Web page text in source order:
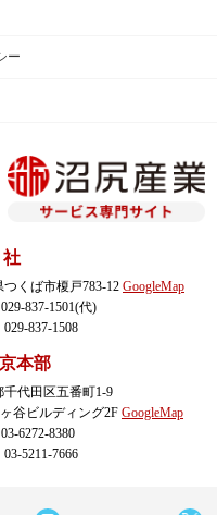
ー
社
つくば市榎戸783-12 GoogleMap
837-1501(代)
837-1508
本部
千代田区五番町1-9
谷ビルディング2F GoogleMap
6272-8380
5211-7666